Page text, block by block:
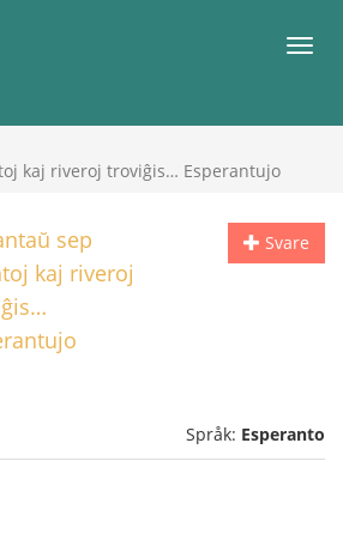
Meny
kaj riveroj troviĝis… Esperantujo
Svare
sep
kaj riveroj
Språk: Esperanto